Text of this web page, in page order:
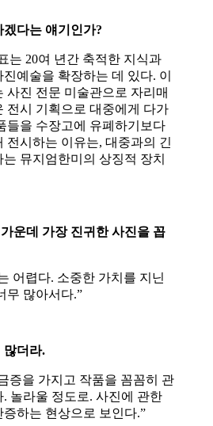
다는 얘기인가?
는 20여 년간 축적한 지식과
예술을 확장하는 데 있다. 이
사진 전문 미술관으로 자리매
전시 기획으로 대중에게 다가
들을 수장고에 유폐하기보다
전시하는 이유는, 대중과의 긴
뮤지엄한미의 상징적 장치
운데 가장 진귀한 사진을 꼽
어렵다. 소중한 가치를 지닌
무 많아서다.”
많더라.
증을 가지고 작품을 꼼꼼히 관
놀라울 정도로. 사진에 관한
하는 현상으로 보인다.”